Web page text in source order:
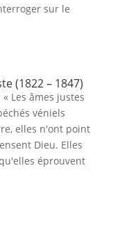
sur le
(1822 – 1847)
Les âmes justes
véniels
elles n'ont point
Dieu. Elles
éprouvent